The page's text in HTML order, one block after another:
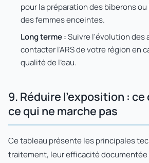
pour la préparation des biberons
des femmes enceintes.
Long terme :Suivre l'évolution des
contacter l'ARS de votre région en
qualité de l'eau.
9. Réduire l'exposition : ce
ce qui ne marche pas
Ce tableau présente les principales
traitement, leur efficacité